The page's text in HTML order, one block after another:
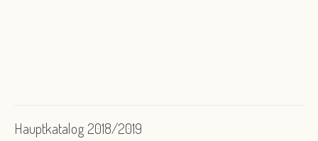
Hauptkatalog 2018/2019